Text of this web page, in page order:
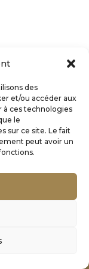
des
et/ou accéder aux
à ces technologies
le
sur ce site. Le fait
peut avoir un